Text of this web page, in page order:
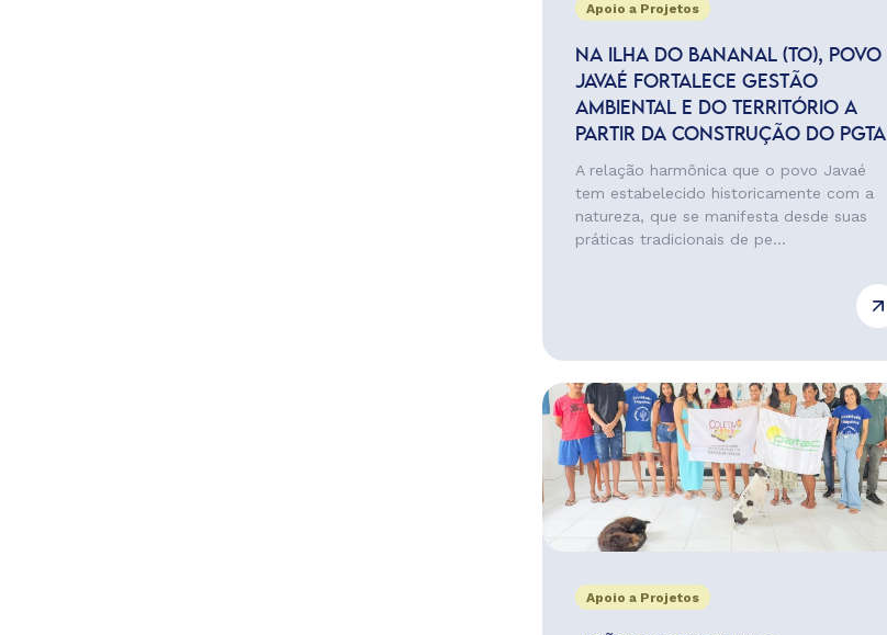
Apoio a Projetos
NA ILHA DO BANANAL (TO), POVO
JAVAÉ FORTALECE GESTÃO
AMBIENTAL E DO TERRITÓRIO A
PARTIR DA CONSTRUÇÃO DO PGTA
A relação harmônica que o povo Javaé
tem estabelecido historicamente com a
natureza, que se manifesta desde suas
práticas tradicionais de pe...
Apoio a Projetos